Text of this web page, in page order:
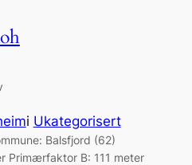
i Ukategorisert
Balsfjord (62)
Primærfaktor B: 111 meter